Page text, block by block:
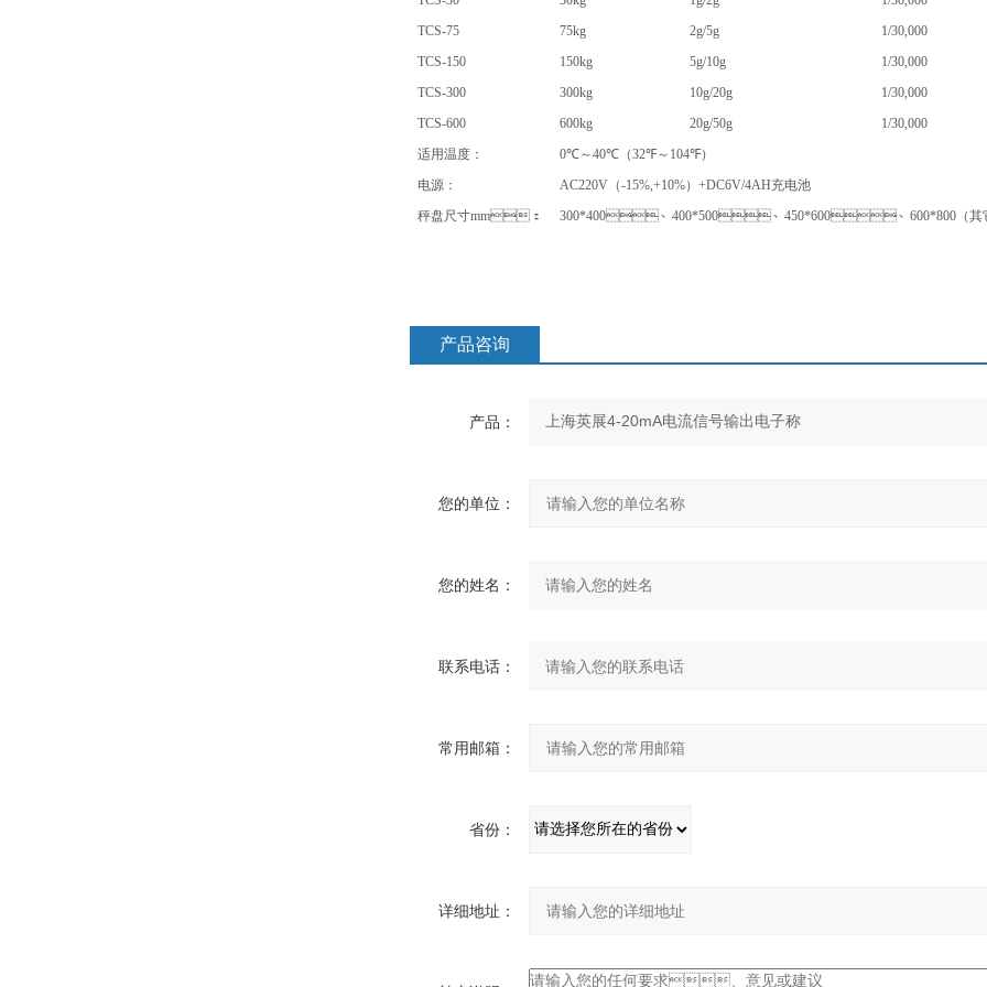
TCS-75 75kg 2g/5g
1/30,000
TCS-150 150kg 5g/10g
1/30,000
TCS-300 300kg 10g/20g
1/30,000
TCS-600 600kg 20g/50g
1/30,000
适用温度：
0℃～40℃（32℉～ 104℉）
电源：
AC220V（-15%,+10%）+DC6V/4AH充电池
秤盘尺寸mm： 300*400、400*500、450*600、600*800 （
产品咨询
产品：
您的单位：
您的姓名：
联系电话：
常用邮箱：
省份：
详细地址：